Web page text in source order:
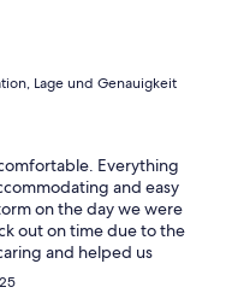
Lage und Genauigkeit
Everything
and easy
on the day we were
out on time due to the
and helped us
If anyone stays in the